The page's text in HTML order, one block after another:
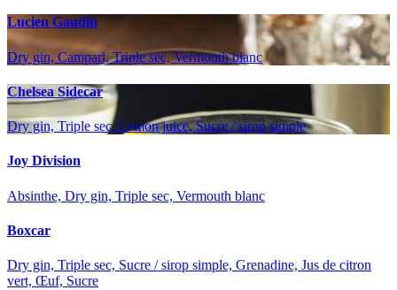
Lucien Gaudin
Dry gin, Campari, Triple sec, Vermouth blanc
Chelsea Sidecar
Dry gin, Triple sec, Lemon juice, Sucre / sirop simple
Joy Division
Absinthe, Dry gin, Triple sec, Vermouth blanc
Boxcar
Dry gin, Triple sec, Sucre / sirop simple, Grenadine, Jus de citron
vert, Œuf, Sucre